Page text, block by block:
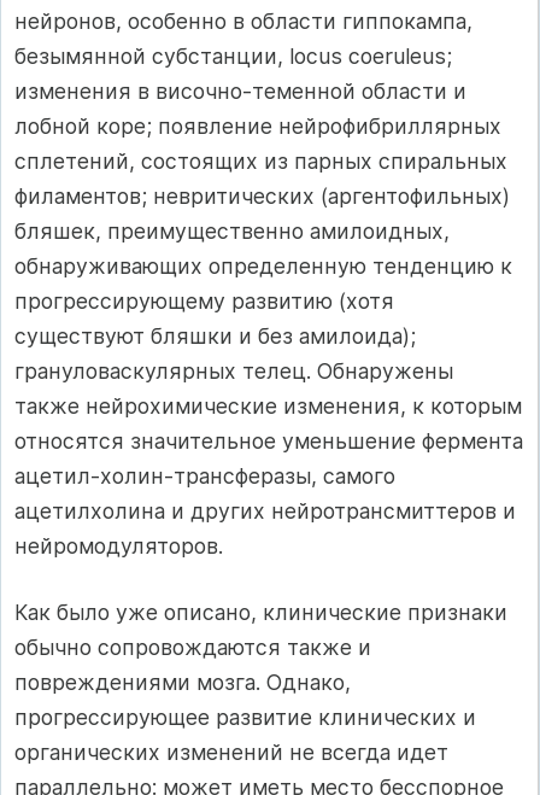
нейронов, особенно в области гиппокампа,
безымянной субстанции, locus coeruleus;
изменения в височно-теменной области и
лобной коре; появление нейрофибриллярных
сплетений, состоящих из парных спиральных
филаментов; невритических (аргентофильных)
бляшек, преимущественно амилоидных,
обнаруживающих определенную тенденцию к
прогрессирующему развитию (хотя
существуют бляшки и без амилоида);
грануловаскулярных телец. Обнаружены
также нейрохимические изменения, к которым
относятся значительное уменьшение фермента
ацетил-холин-трансферазы, самого
ацетилхолина и других нейротрансмиттеров и
нейромодуляторов.
Как было уже описано, клинические признаки
обычно сопровождаются также и
повреждениями мозга. Однако,
прогрессирующее развитие клинических и
органических изменений не всегда идет
параллельно: может иметь место бесспорное